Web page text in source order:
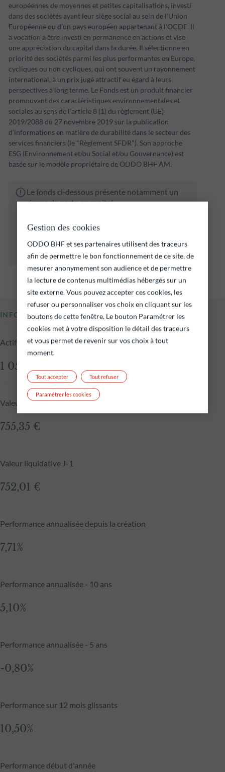
européennes de moyennes et petites capitalisations, investi
dans des sociétés ayant leur siège social au sein de l'Union
Européenne ou d'un pays européen appartenant à l'OCDE. Il
a vocation à être investi en permanence en actions et vise
une appréciation du capital dans la durée. Il sélectionne en
priorité des sociétés parmi les plus performantes en Europe,
cycliques ou non cycliques, qui ont souvent un rayonnement
international, à un prix jugé attractif eu égard à leurs
perspectives à long terme. Le Fonds est un produit financier
promouvant des caractéristiques environnementales et
sociales au sens de l’article 8 (1) du règlement (UE)
2019/2088 du 27 novembre 2019 sur la publication
d’informations en matière de durabilité dans le secteur des
services financiers (le "Règlement SFDR"). Son approche
ESG (Environnement et/ou Social et/ou Gouvernance) est
basée sur le modèle propriétaire de ODDO BHF AM.
Le fonds ci‑dessous présente notamment un
risque de perte en capital.
préjugent pas des performances futures et ne
L’atteinte des objectifs d’investissement ne
peut être garantie.
INFORMATIONS CLÉS
Actif net du fonds au 05.08.2026
1 055,59 M€
Valeur liquidative au 05.08.2026
755,35 €
Valeur liquidative J-1
752,01 €
Performance annualisée depuis la création
7,71%
Performance annualisée - 10 ans
5,10%
Performance annualisée - 5 ans
-0,80%
Performance sur 12 mois glissants
10,50%
Performance début d'année
Gestion des cookies
ODDO BHF et ses partenaires utilisent des traceurs
afin de permettre le bon fonctionnement de ce site, de
mesurer anonymement son audience et de permettre
la lecture de contenus multimédias hébergés sur un
site externe. Vous pouvez accepter ces cookies, les
refuser ou personnaliser vos choix en cliquant sur les
boutons de cette fenêtre. Le bouton Paramétrer les
cookies met à votre disposition le détail des traceurs
et vous permet de revenir sur vos choix à tout
moment.
Tout refuser
Tout accepter
Paramétrer les cookies